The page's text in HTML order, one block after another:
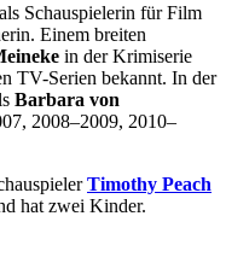
Schauspielerin für Film
Einem breiten
in der Krimiserie
TV-Serien bekannt. In der
Barbara von
2008–2009, 2010–
Timothy Peach
hat zwei Kinder.